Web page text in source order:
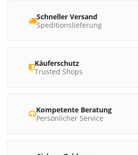
Schneller Versand
Speditionslieferung
Käuferschutz
Trusted Shops
Kompetente Beratung
Persönlicher Service